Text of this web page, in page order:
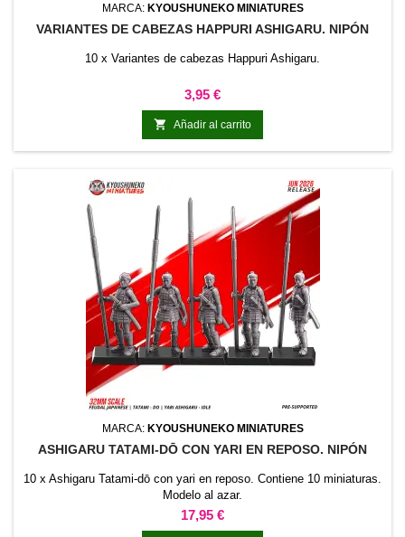
MARCA: KYOUSHUNEKO MINIATURES
VARIANTES DE CABEZAS HAPPURI ASHIGARU. NIPÓN
10 x Variantes de cabezas Happuri Ashigaru.
Precio
3,95 €
 Añadir al carrito
MARCA: KYOUSHUNEKO MINIATURES
ASHIGARU TATAMI-DŌ CON YARI EN REPOSO. NIPÓN
10 x Ashigaru Tatami-dō con yari en reposo. Contiene 10 miniaturas.
Modelo al azar.
Precio
17,95 €